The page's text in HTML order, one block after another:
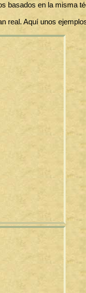
basados en la misma
real. Aquí unos